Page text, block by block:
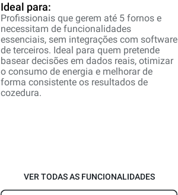
Ideal para:
Profissionais que gerem até 5 fornos e
necessitam de funcionalidades
essenciais, sem integrações com software
de terceiros. Ideal para quem pretende
basear decisões em dados reais, otimizar
o consumo de energia e melhorar de
forma consistente os resultados de
cozedura.
VER TODAS AS FUNCIONALIDADES